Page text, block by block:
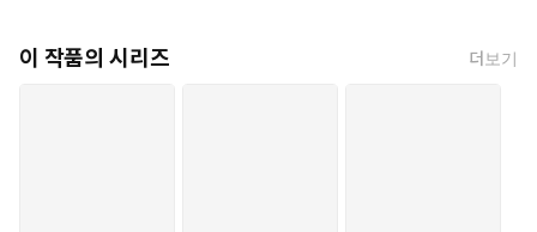
이 작품의 시리즈 더보기